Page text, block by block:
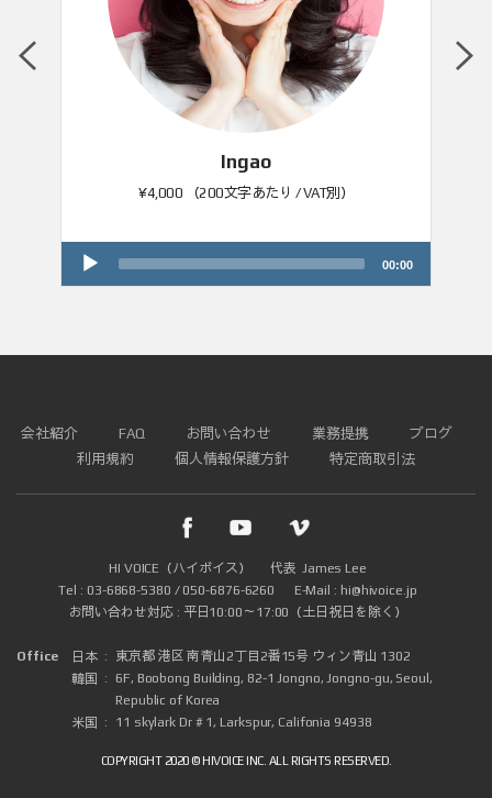
MORE VIEW
Ingao
¥4,000 （200文字あたり / VAT別）
u
i
00:00
会社紹介 FAQ お問い合わせ 業務提携
ブログ
利用規約
個人情報保護方針 特定商取引法
HI VOICE（ハイボイス） 代表 James Lee
Tel
03-6868-5380 / 050-6876-6260 E-Mail
hi@hivoice.jp
お問い合わせ対応
平日10:00～17:00（土日祝日を除く）
Office 日本
東京都 港区 南青山2丁目2番15号 ウィン青山 1302
韓国
6F, Boobong Building, 82-1 Jongno, Jongno-gu, Seoul,
Republic of Korea
米国
11 skylark Dr # 1, Larkspur, Califonia 94938
COPYRIGHT 2020 © HIVOICE INC. ALL RIGHTS RESERVED.